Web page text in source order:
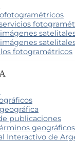
fotogramétricos
publicaciones
geográficos
Interactivo de